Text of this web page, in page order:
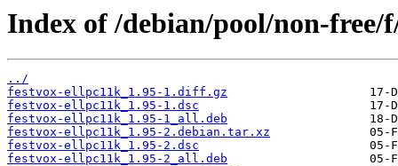
Index of /debian/pool/non-free/
../
festvox-ellpc11k_1.95-1.diff.gz
festvox-ellpc11k_1.95-1.dsc
festvox-ellpc11k_1.95-1_all.deb
festvox-ellpc11k_1.95-2.debian.tar.xz
festvox-ellpc11k_1.95-2.dsc
festvox-ellpc11k_1.95-2_all.deb